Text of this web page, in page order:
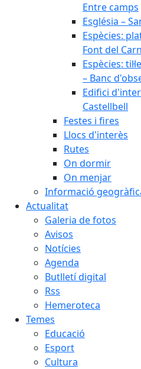
Entre camps
Església –
Espècies:
Font del
Espècies:
– Banc
Edifici
Castellbell
Festes i fires
Llocs d'interès
Rutes
On dormir
On menjar
Informació
Actualitat
Galeria de fotos
Avisos
Notícies
Agenda
Butlletí digital
Rss
Hemeroteca
Temes
Educació
Esport
Cultura